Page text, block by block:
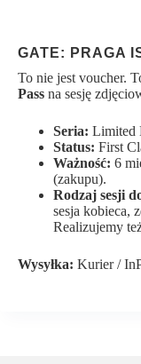
GATE: PRAGA
To nie jest voucher.
Pass na sesję
Seria: Limited
Status: First
Ważność: 6
(zakupu).
Rodzaj sesji
sesja kobieca,
Realizujemy
Wysyłka: Kurier /